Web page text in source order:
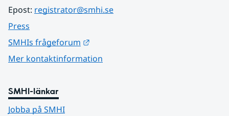
Epost: registrator@smhi.se
Press
SMHIs frågeforum
Mer kontaktinformation
SMHI-länkar
Jobba på SMHI